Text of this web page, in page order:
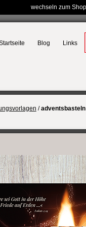
wechseln zum
Blog Links
/adventsbasteln